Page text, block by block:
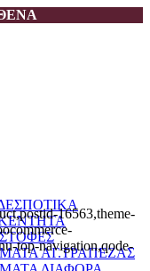
ΑΓ.ΤΡΑΠΕΖΑΣ
16563,theme-
top-navigation,qode-